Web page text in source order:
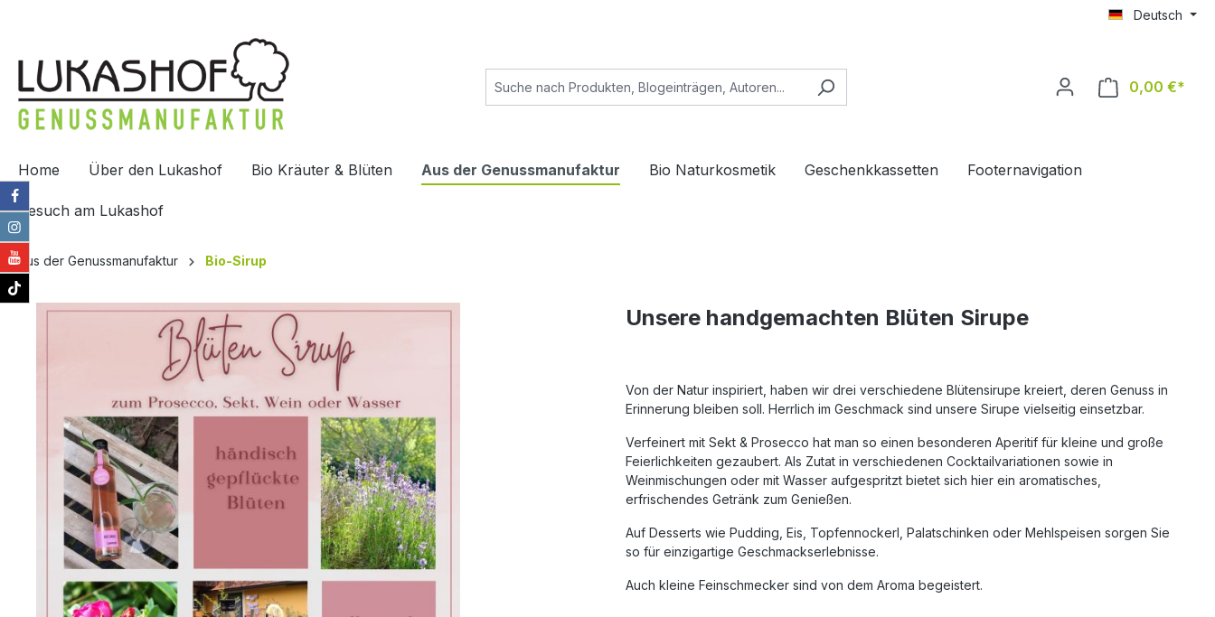
Deutsch
0,00 €*
Home Über den Lukashof Bio Kräuter & Blüten Aus der Genussmanufaktur Bio Naturkosmetik Geschenkkassetten Footernavigation
Besuch am Lukashof
Aus der Genussmanufaktur Bio-Sirup
Unsere handgemachten Blüten Sirupe
Von der Natur inspiriert, haben wir drei verschiedene Blütensirupe kreiert, deren Genuss in
Erinnerung bleiben soll. Herrlich im Geschmack sind unsere Sirupe vielseitig einsetzbar.
Verfeinert mit Sekt & Prosecco hat man so einen besonderen Aperitif für kleine und große
Feierlichkeiten gezaubert. Als Zutat in verschiedenen Cocktailvariationen sowie in
Weinmischungen oder mit Wasser aufgespritzt bietet sich hier ein aromatisches,
erfrischendes Getränk zum Genießen.
Auf Desserts wie Pudding, Eis, Topfennockerl, Palatschinken oder Mehlspeisen sorgen Sie
so für einzigartige Geschmackserlebnisse.
Auch kleine Feinschmecker sind von dem Aroma begeistert.